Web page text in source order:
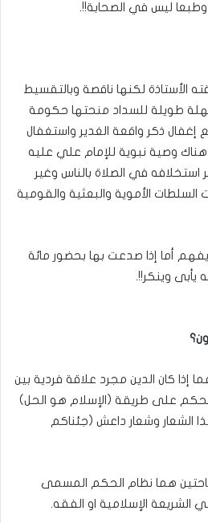
وطبعا ليس في الصحابة!!.
الأستاذة لكنها ناقصة وبالتقسيط
طويلة للسداد منحتها حكومة
إغفال ذكر واقعة الغدير واستغفال
هناك وصية نبوية للإمام علي عليه
استخلافه في الصلاة بالناس وغير
السلطات الأموية والبعثية والقومية
أما إذا صدعت بها بحضور مائة
يأبى وينكر!!.
إذا كان الدين مجرد علاقة فردية بين
على طريقة (الإسلام هو الحل)
الشعار وشعار داعش (جئناكم
هما نظام الحكم المسمى
الشريعة الإسلامية او الفقه.